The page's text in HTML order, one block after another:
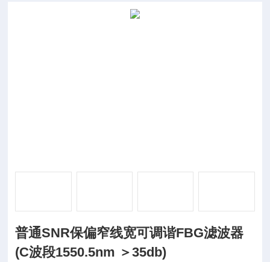
普通SNR保偏窄线宽可调谐FBG滤波器
(C波段1550.5nm ＞35db)